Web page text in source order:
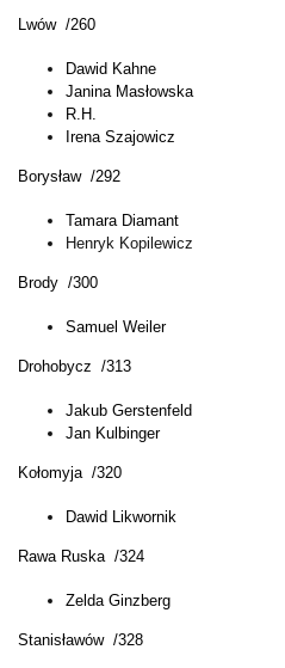
Lwów /260
Dawid Kahne
Janina Masłowska
R.H.
Irena Szajowicz
Borysław /292
Tamara Diamant
Henryk Kopilewicz
Brody /300
Samuel Weiler
Drohobycz /313
Jakub Gerstenfeld
Jan Kulbinger
Kołomyja /320
Dawid Likwornik
Rawa Ruska /324
Zelda Ginzberg
Stanisławów /328